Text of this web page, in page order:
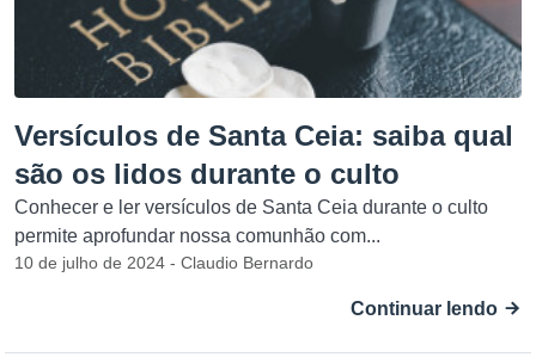
Versículos de Santa Ceia: saiba qual
são os lidos durante o culto
Conhecer e ler versículos de Santa Ceia durante o culto
permite aprofundar nossa comunhão com...
10 de julho de 2024 - Claudio Bernardo
Continuar lendo